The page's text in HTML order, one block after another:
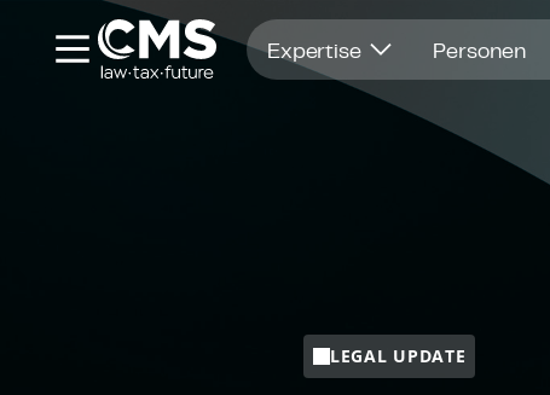
Expertise Personen
LEGAL UPDATE
Öffnet in einem neuen Fenster